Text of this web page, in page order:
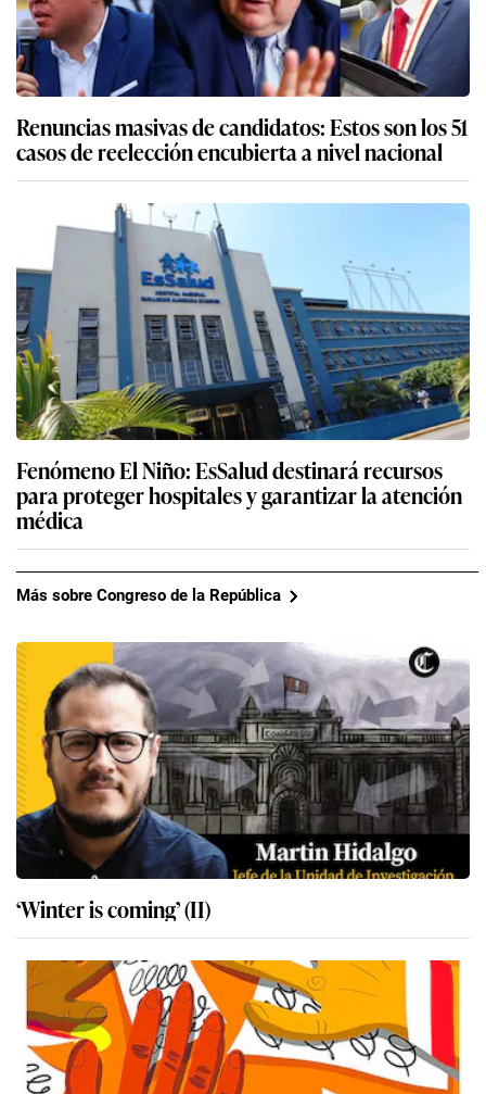
Renuncias masivas de candidatos: Estos son los 51
casos de reelección encubierta a nivel nacional
Fenómeno El Niño: EsSalud destinará recursos
para proteger hospitales y garantizar la atención
médica
Más sobre Congreso de la República
‘Winter is coming’ (II)